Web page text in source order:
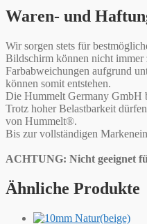
Waren- und
Wir sorgen stets für
Bildschirm können nicht immer
Farbabweichungen aufgrund
können somit entstehen.
Die Hummelt Germany GmbH
Trotz hoher Belastbarkeit
von Hummelt®.
Bis zur vollständigen
ACHTUNG: Nicht geeignet
Ähnliche Produkte